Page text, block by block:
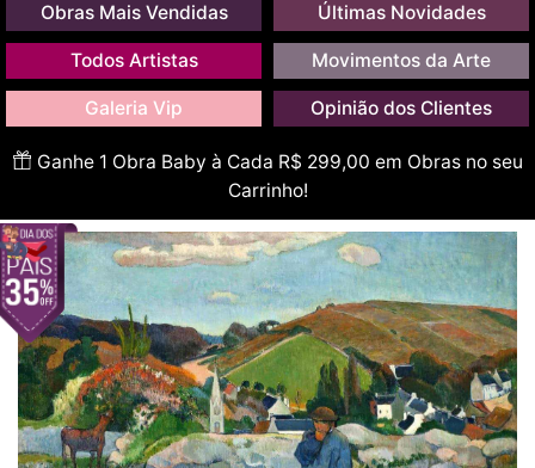
Obras Mais Vendidas Últimas Novidades
Todos Artistas Movimentos da Arte
Galeria Vip Opinião dos Clientes
Ganhe 1 Obra Baby à Cada R$ 299,00 em Obras no seu
Carrinho!